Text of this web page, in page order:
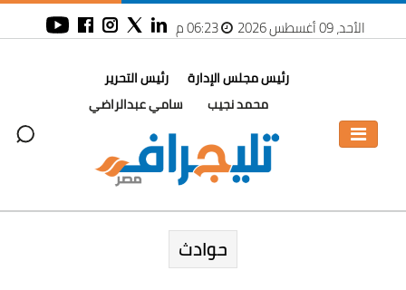
الأحد، 09 أغسطس 2026 06:23 م
رئيس مجلس الإدارة
محمد نجيب
رئيس التحرير
سامي عبدالراضي
حوادث